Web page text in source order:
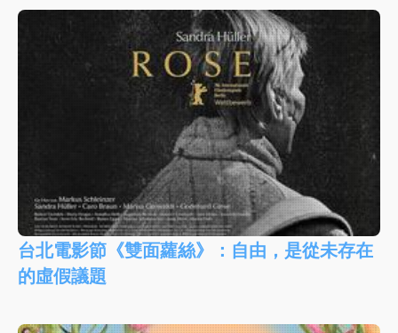
台北電影節《雙面蘿絲》：自由，是從未存在
的虛假議題